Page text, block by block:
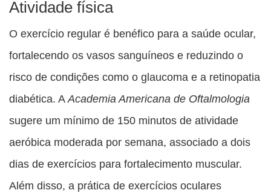
Atividade física
O exercício regular é benéfico para a saúde ocular,
fortalecendo os vasos sanguíneos e reduzindo o
risco de condições como o glaucoma e a retinopatia
diabética. AAcademia Americana de Oftalmologia
sugere um mínimo de 150 minutos de atividade
aeróbica moderada por semana, associado a dois
dias de exercícios para fortalecimento muscular.
Além disso, a prática de exercícios oculares